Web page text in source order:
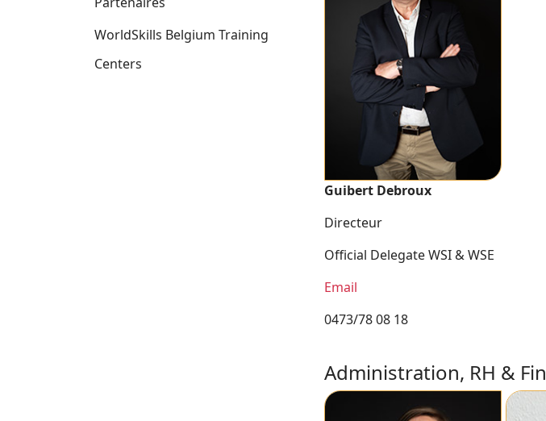
WorldSkills Belgium Training
Centers
Guibert Debroux
Directeur
Official Delegate WSI & WSE
Email
0473/78 08 18
Administration, RH &